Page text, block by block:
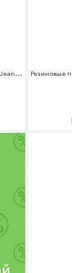
Ботильоны Calvin Klein Jeans Calvin Klein Jeans CA939AWCGTI7